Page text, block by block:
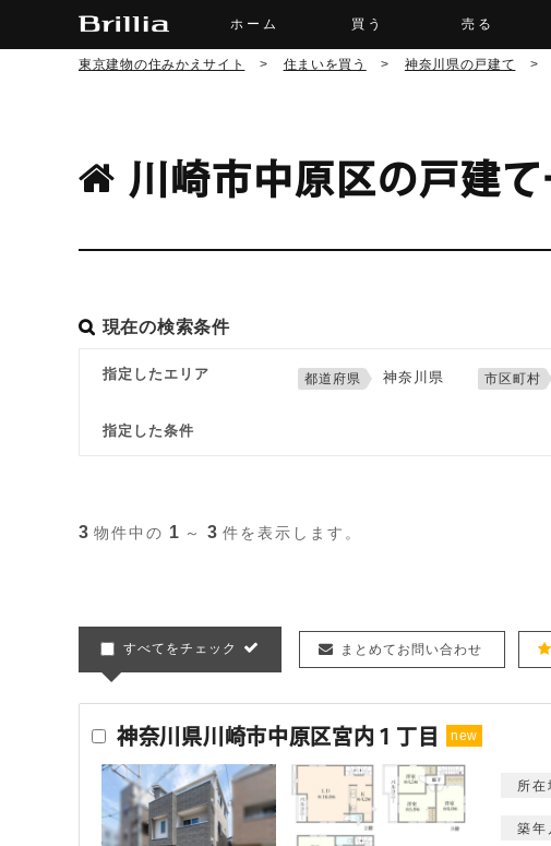
ホーム 買う 売る
東京建物の住みかえサイト > 住まいを買う > 神奈川県の戸建て >
川崎市中原区の戸建
現在の検索条件
指定したエリア 神奈川県
指定した条件
3 物件中の 1 ～ 3 件を表示します。
すべてをチェック まとめてお問い合わせ
神奈川県川崎市中原区宮内１丁目 new